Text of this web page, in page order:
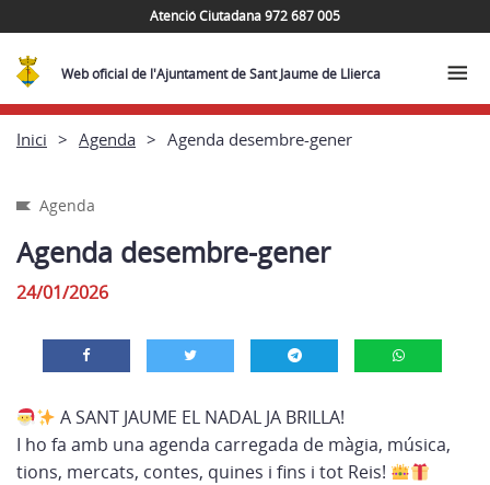
Atenció Ciutadana 972 687 005
Web oficial de l'Ajuntament de Sant Jaume de Llierca
Inici Agenda Agenda desembre-gener
Agenda
Agenda desembre-gener
24/01/2026
A SANT JAUME EL NADAL JA BRILLA!
I ho fa amb una agenda carregada de màgia, música,
tions, mercats, contes, quines i fins i tot Reis!